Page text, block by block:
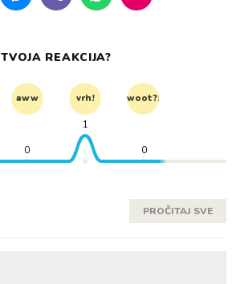
TVOJA REAKCIJA?
aww vrh! woot?!
0
1
0
PROČITAJ SVE